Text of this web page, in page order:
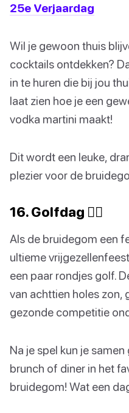
25e Verjaardag
Wil je gewoon thuis
cocktails ontdekken?
in te huren die bij jou
laat zien hoe je een
vodka martini maakt!
Dit wordt een leuke,
plezier voor de
16. Golfdag 🏌️‍♂️
Als de bruidegom een
ultieme
een paar rondjes golf.
van achttien holes zon,
gezonde competitie
Na je spel kun je
brunch of diner in het
bruidegom! Wat een